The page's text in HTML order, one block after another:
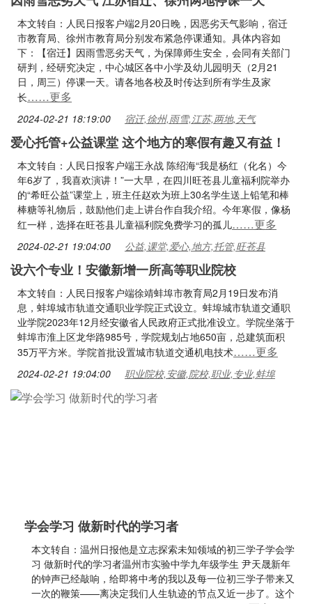
本文转自：人民日报客户端2月20日晚，因恶劣天气影响，宿迁
市教育局、徐州市教育局分别发布紧急停课通知。具体内容如
下：【宿迁】因雨雪恶劣天气，为保障师生安全，会同有关部门
研判，经研究决定，中心城区各中小学及幼儿园明天（2月21
日，周三）停课一天。请各地各校及时传达到所有学生及家
长……更多
2024-02-21 18:19:00 宿迁,徐州,雨雪,江苏,两地,天气
爱心托管+公益课堂 这个地方的寒假有趣又有益！
本文转自：人民日报客户端王永战 陈绍海“我是杨红（化名）今
年6岁了，我喜欢演讲！”一大早，在四川旺苍县儿童福利院举办
的“希旺公益”课堂上，班主任赵欢为班上30名学生送上铅笔和棒
棒糖等礼物后，鼓励他们走上讲台作自我介绍。今年寒假，像杨
红一样，选择在旺苍县儿童福利院免费学习的孤儿……更多
2024-02-21 19:04:00 公益,课堂,爱心,地方,托管,旺苍县
设六个专业！安徽新增一所高等职业院校
本文转自：人民日报客户端徐靖蚌埠市教育局2月19日发布消
息，蚌埠城市轨道交通职业学院正式设立。蚌埠城市轨道交通职
业学院2023年12月经安徽省人民政府正式批准设立。学院坐落于
蚌埠市淮上区龙华路985号，学院规划占地650亩，总建筑面积
35万平方米。学院首批设置城市轨道交通机电技术……更多
2024-02-21 19:04:00 职业院校,安徽,院校,职业,专业,蚌埠
学会学习 做新时代的学习者
本文转自：温州日报他是立志探索未知领域的初三学子学会学
习 做新时代的学习者温州市实验中学九年级学生 尹天晟新年
的钟声已经敲响，给即将中考的我以及每一位初三学子带来又
一次的鞭策——离决定我们人生轨迹的节点又近一步了。这个